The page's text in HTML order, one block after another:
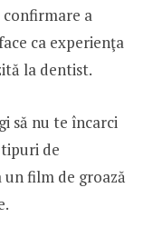
confirmare a
ca experienţa
la dentist.
să nu te încarci
tipuri de
film de groază